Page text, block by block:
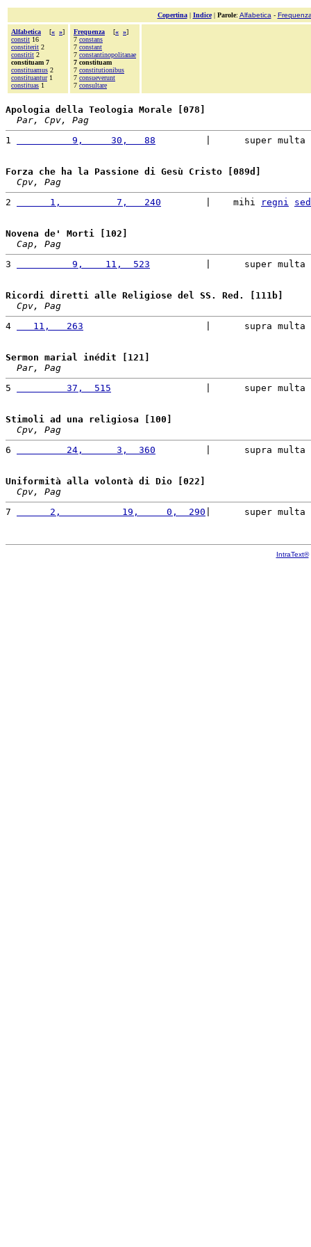
Copertina| Indice| Parole: Alfabetica -
Alfabetica [« »]
constit 16
constiterit 2
constitit 2
constituam 7
constituamus 2
constituantur1
constituas 1
Frequenza [« »]
7 constans
7 constant
7 constantinopolitanae
7 constituam
7 constitutionibus
7 consueverunt
7 consultare
Apologia della Teologia Morale [078]
Par, Cpv, Pag
1
          9,     30,   88
|      super
Forza che ha la Passione di Gesù Cristo [089d]
Cpv, Pag
2
      1,          7,   240
        |    mihi
regni
Novena de' Morti [102]
Cap, Pag
3
          9,    11,  523
|      super
Ricordi diretti alle Religiose del SS. Red. [111b]
Cpv, Pag
4
   11,   263
|      supra
Sermon marial inédit [121]
Par, Pag
5
         37,  515
|      super
Stimoli ad una religiosa [100]
Cpv, Pag
6
         24,      3,  360
|      supra
Uniformità alla volontà di Dio [022]
Cpv, Pag
7
      2,           19,     0,  290
|      super
IntraText®